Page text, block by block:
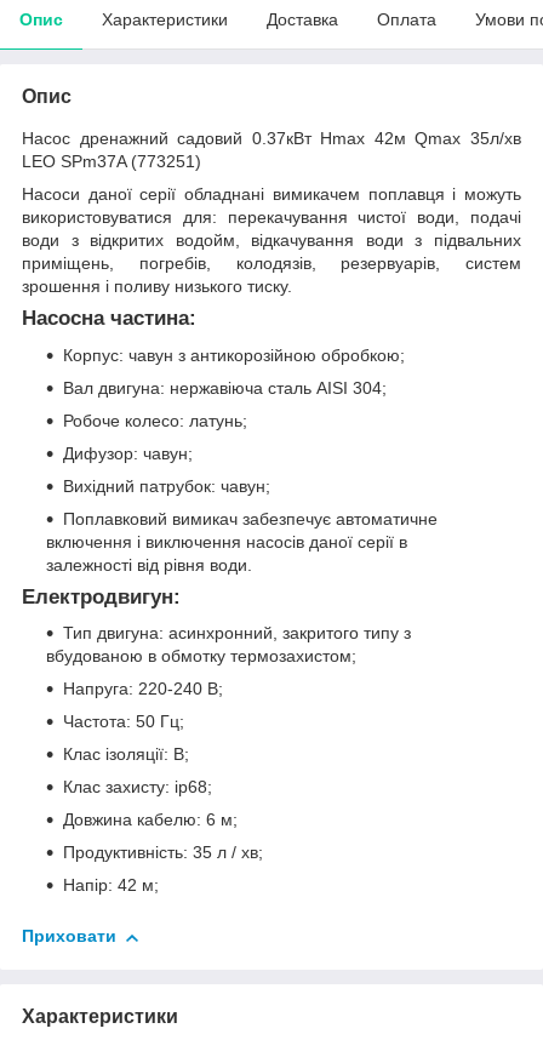
Опис Характеристики Доставка Оплата Умови
Опис
Насос дренажний садовий 0.37кВт Hmax 42м Qmax 35л/хв
LEO SPm37A (773251)
Насоси даної серії обладнані вимикачем поплавця і можуть
використовуватися для: перекачування чистої води, подачі
води з відкритих водойм, відкачування води з підвальних
приміщень, погребів, колодязів, резервуарів, систем
зрошення і поливу низького тиску.
Насосна частина:
Корпус: чавун з антикорозійною обробкою;
Вал двигуна: нержавіюча сталь AISI 304;
Робоче колесо: латунь;
Дифузор: чавун;
Вихідний патрубок: чавун;
Поплавковий вимикач забезпечує автоматичне
включення і виключення насосів даної серії в
залежності від рівня води.
Електродвигун:
Тип двигуна: асинхронний, закритого типу з
вбудованою в обмотку термозахистом;
Напруга: 220-240 В;
Частота: 50 Гц;
Клас ізоляції: В;
Клас захисту: ip68;
Довжина кабелю: 6 м;
Продуктивність: 35 л / хв;
Напір: 42 м;
Приховати
Характеристики